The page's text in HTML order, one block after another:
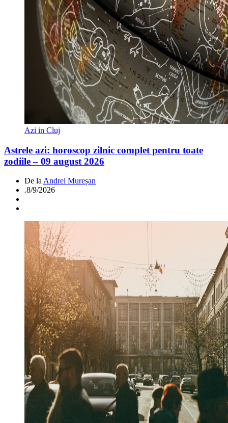
Azi in Cluj
Astrele azi: horoscop zilnic complet pentru toate
zodiile – 09 august 2026
De la Andrei Mureșan
.8/9/2026